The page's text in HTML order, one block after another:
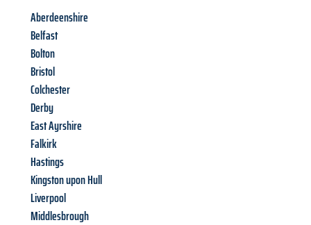
Aberdeenshire
Belfast
Bolton
Bristol
Colchester
Derby
East Ayrshire
Falkirk
Hastings
Kingston upon Hull
Liverpool
Middlesbrough